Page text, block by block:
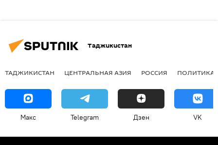
Таджикистан
ТАДЖИКИСТАН ЦЕНТРАЛЬНАЯ АЗИЯ РОССИЯ ПОЛИТИКА
Макс Telegram Дзен VK